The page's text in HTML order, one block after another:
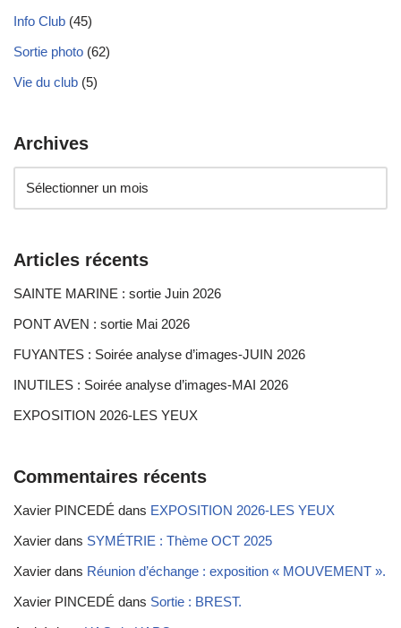
Info Club (45)
Sortie photo (62)
Vie du club (5)
Archives
Articles récents
SAINTE MARINE : sortie Juin 2026
PONT AVEN : sortie Mai 2026
FUYANTES : Soirée analyse d’images-JUIN 2026
INUTILES : Soirée analyse d’images-MAI 2026
EXPOSITION 2026-LES YEUX
Commentaires récents
Xavier PINCEDÉ dans EXPOSITION 2026-LES YEUX
Xavier dans SYMÉTRIE : Thème OCT 2025
Xavier dans Réunion d’échange : exposition « MOUVEMENT ».
Xavier PINCEDÉ dans Sortie : BREST.